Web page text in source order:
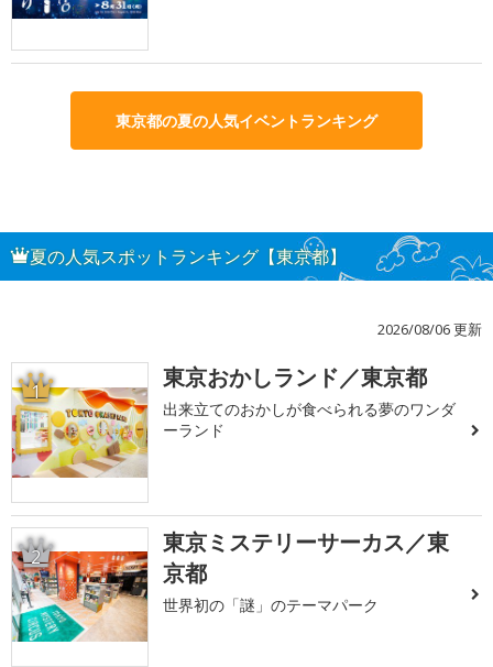
東京都の夏の人気イベントランキング
夏の人気スポットランキング【東京都】
2026/08/06 更新
1 東京おかしランド／東京都
出来立てのおかしが食べられる夢のワンダ
ーランド
2
東京ミステリーサーカス／東
京都
世界初の「謎」のテーマパーク